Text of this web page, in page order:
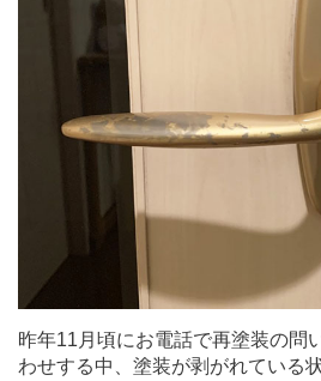
昨年11月頃にお電話で再塗装の問
わせする中、塗装が剥がれている